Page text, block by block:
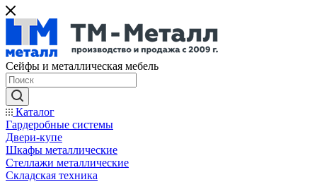
Сейфы и металлическая мебель
Каталог
Гардеробные системы
Двери-купе
Шкафы металлические
Стеллажи металлические
Складская техника